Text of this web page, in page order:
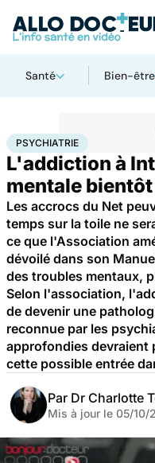
Santé Bien-être
AccueilSantéMaladies
PSYCHIATRIE
L'addiction à
mentale
Les accrocs du Net
temps sur la toile ne
ce que l'Association
dévoilé dans son
des troubles mentaux,
Selon l'association,
de devenir une
reconnue par les
approfondies devraient
cette possible entrée
Par Dr Charlotte
Mis à jour le 05/10/